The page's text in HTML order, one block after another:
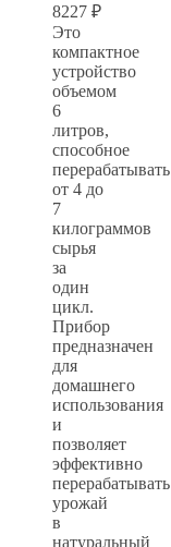
8227 ₽
Это
компактное
устройство
объемом
6
литров,
способное
перерабатывать
от 4 до
7
килограммов
сырья
за
один
цикл.
Прибор
предназначен
для
домашнего
использования
и
позволяет
эффективно
перерабатывать
урожай
в
натуральный